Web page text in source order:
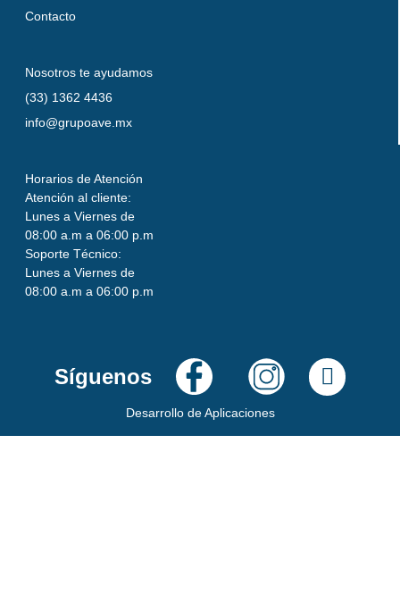
Contacto
Nosotros te ayudamos
(33) 1362 4436
info@grupoave.mx
Horarios de Atención
Atención al cliente:
Lunes a Viernes de
08:00 a.m a 06:00 p.m
Soporte Técnico:
Lunes a Viernes de
08:00 a.m a 06:00 p.m
Síguenos
Desarrollo de Aplicaciones